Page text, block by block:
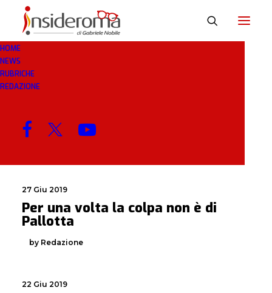
HOME
NEWS
RUBRICHE
REDAZIONE
COLPA
MENU
27 Giu 2019
Per una volta la colpa non è di
Pallotta
by Redazione
22 Giu 2019